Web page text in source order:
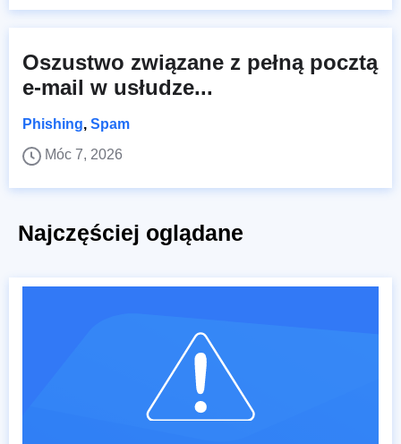
Oszustwo związane z pełną pocztą
e-mail w usłudze...
Phishing, Spam
Móc 7, 2026
Najczęściej oglądane